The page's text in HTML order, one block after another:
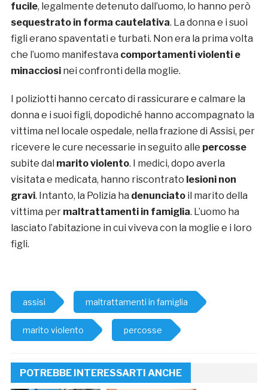
fucile, legalmente detenuto dall’uomo, lo hanno però
sequestrato in forma cautelativa. La donna e i suoi
figli erano spaventati e turbati. Non era la prima volta
che l’uomo manifestava comportamenti violenti e
minacciosinei confronti della moglie.
I poliziotti hanno cercato di rassicurare e calmare la
donna e i suoi figli, dopodiché hanno accompagnato la
vittima nel locale ospedale, nella frazione di Assisi, per
ricevere le cure necessarie in seguito alle percosse
subite dal marito violento. I medici, dopo averla
visitata e medicata, hanno riscontrato lesioni non
gravi. Intanto, la Polizia ha denunciatoil marito della
vittima per maltrattamenti in famiglia. L’uomo ha
lasciato l’abitazione in cui viveva con la moglie e i loro
figli.
assisi maltrattamenti in famiglia
marito violento percosse
POTREBBE INTERESSARTI ANCHE